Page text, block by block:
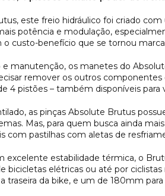
este freio hidráulico foi criado
potência e modulação,
custo-benefício que se tornou
e manutenção, os manetes do
remover os outros
4 pistões – também disponíveis para
as pinças Absolute Brutus
Mas, para quem busca ainda
com pastilhas com aletas de
excelente estabilidade térmica, o
bicicletas elétricas ou até por
da bike, e um de 180mm